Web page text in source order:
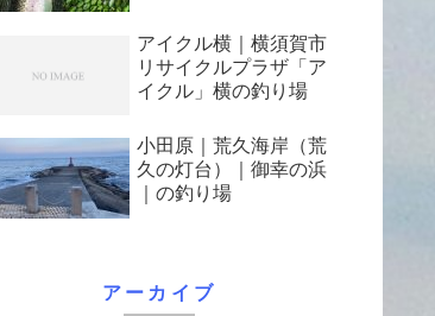
アイクル横｜横須賀市
リサイクルプラザ「ア
イクル」横の釣り場
小田原｜荒久海岸（荒
久の灯台）｜御幸の浜
｜の釣り場
アーカイブ